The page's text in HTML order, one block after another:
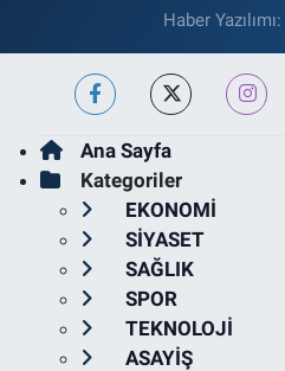
Haber Yazılımı:
Ana Sayfa
Kategoriler
EKONOMİ
SİYASET
SAĞLIK
SPOR
TEKNOLOJİ
ASAYİŞ